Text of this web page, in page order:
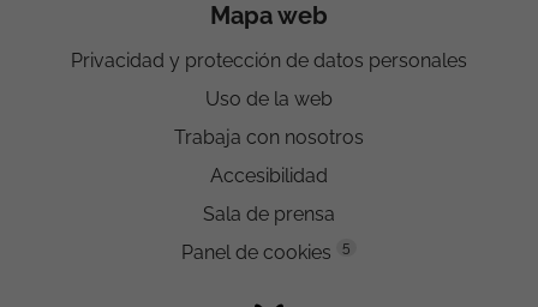
Mapa web
Privacidad y protección de datos personales
Uso de la web
Trabaja con nosotros
Accesibilidad
Sala de prensa
Panel de cookies
5